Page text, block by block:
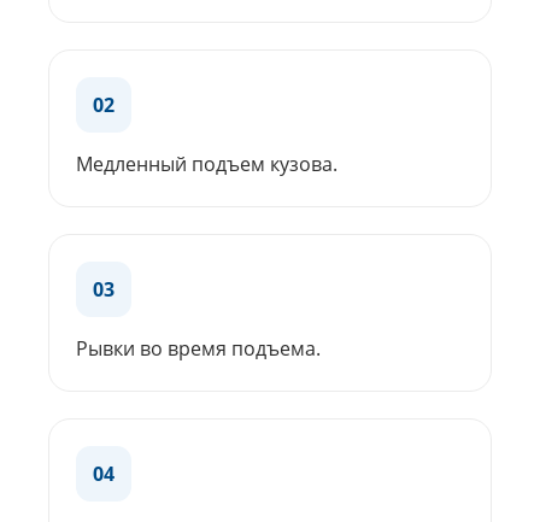
02
Медленный подъем кузова.
03
Рывки во время подъема.
04